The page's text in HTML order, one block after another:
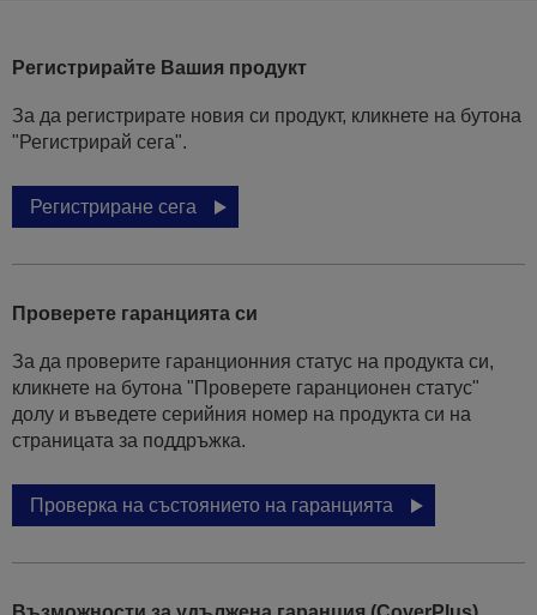
Регистрирайте Вашия продукт
За да регистрирате новия си продукт, кликнете на бутона
"Регистрирай сега".
Регистриране сега
Проверете гаранцията си
За да проверите гаранционния статус на продукта си,
кликнете на бутона "Проверете гаранционен статус"
долу и въведете серийния номер на продукта си на
страницата за поддръжка.
Проверка на състоянието на гаранцията